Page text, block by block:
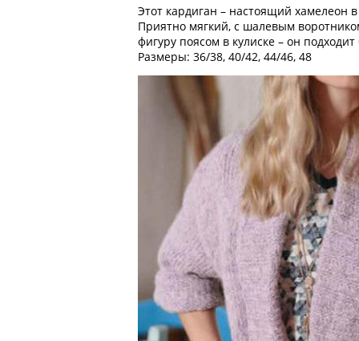
Этот кардиган – настоящий хамелеон
Приятно мягкий, с шалевым
фигуру поясом в кулиске – он подходит
Размеры: 36/38, 40/42, 44/46, 48
ть